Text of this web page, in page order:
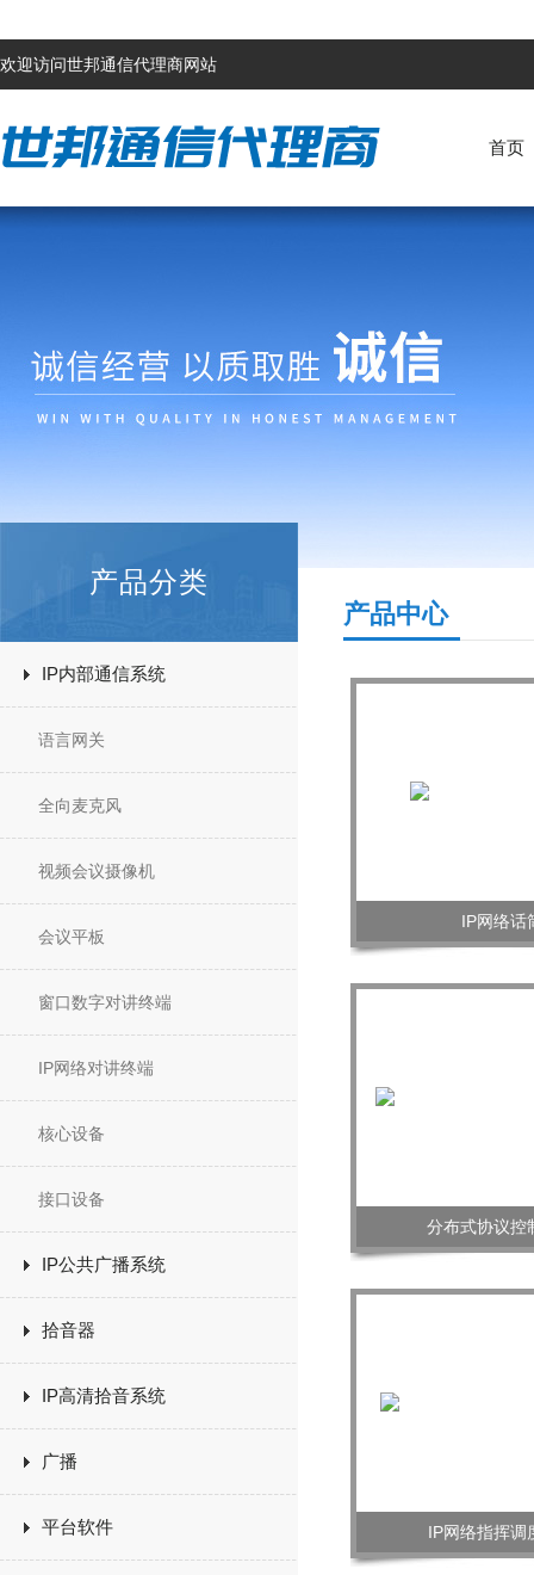
欢迎访问世邦通信代理商网站
首页
产品分类
IP内部通信系统
语言网关
全向麦克风
视频会议摄像机
会议平板
窗口数字对讲终端
IP网络对讲终端
核心设备
接口设备
IP公共广播系统
拾音器
IP高清拾音系统
广播
平台软件
产品中心
IP网络话
分布式协议控
IP网络指挥调